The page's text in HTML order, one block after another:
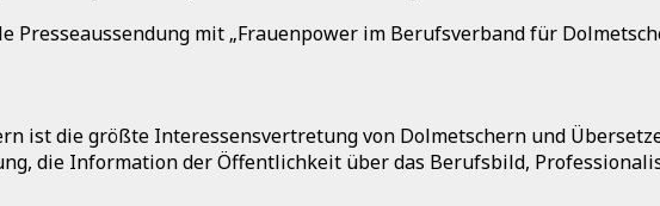
Presseaussendung mit „Frauenpower im Berufsverband für
ist die größte Interessensvertretung von Dolmetschern und
die Information der Öffentlichkeit über das Berufsbild,